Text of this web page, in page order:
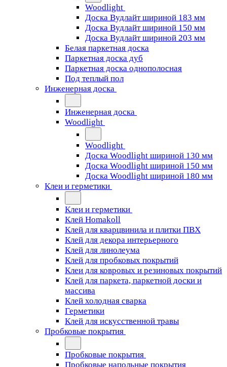
Woodlight
Доска Вудлайт шириной 183 мм
Доска Вудлайт шириной 150 мм
Доска Вудлайт шириной 203 мм
Белая паркетная доска
Паркетная доска дуб
Паркетная доска однополосная
Под теплый пол
Инженерная доска
Инженерная доска
Woodlight
Woodlight
Доска Woodlight шириной 130 мм
Доска Woodlight шириной 150 мм
Доска Woodlight шириной 180 мм
Клеи и герметики
Клеи и герметики
Клей Homakoll
Клей для кварцвинила и плитки ПВХ
Клей для декора интерьерного
Клей для линолеума
Клей для пробковых покрытий
Клеи для ковровых и резиновых покрытий
Клей для паркета, паркетной доски и
массива
Клей холодная сварка
Герметики
Клей для искусственной травы
Пробковые покрытия
Пробковые покрытия
Пробковые напольные покрытия